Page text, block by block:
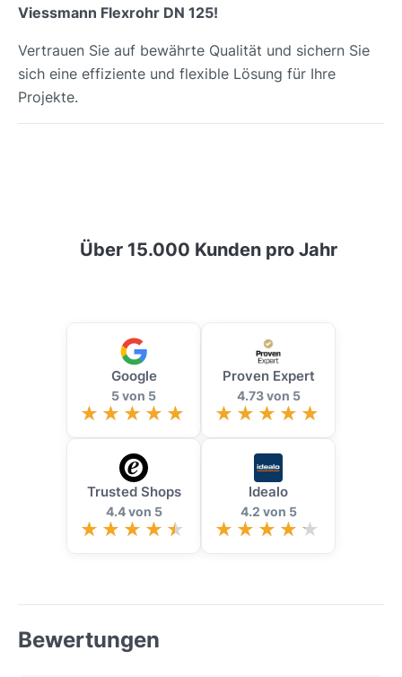
Viessmann Flexrohr DN 125!
Vertrauen Sie auf bewährte Qualität und sichern Sie
sich eine effiziente und flexible Lösung für Ihre
Projekte.
Über 15.000 Kunden pro Jahr
Google
5 von 5
Proven Expert
4.73 von 5
Trusted Shops
4.4 von 5
Idealo
4.2 von 5
Bewertungen